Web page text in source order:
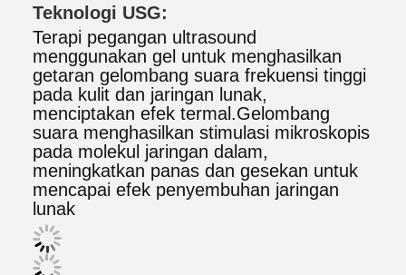
Teknologi USG:
Terapi pegangan ultrasound
menggunakan gel untuk menghasilkan
getaran gelombang suara frekuensi tinggi
pada kulit dan jaringan lunak,
menciptakan efek termal.Gelombang
suara menghasilkan stimulasi mikroskopis
pada molekul jaringan dalam,
meningkatkan panas dan gesekan untuk
mencapai efek penyembuhan jaringan
lunak